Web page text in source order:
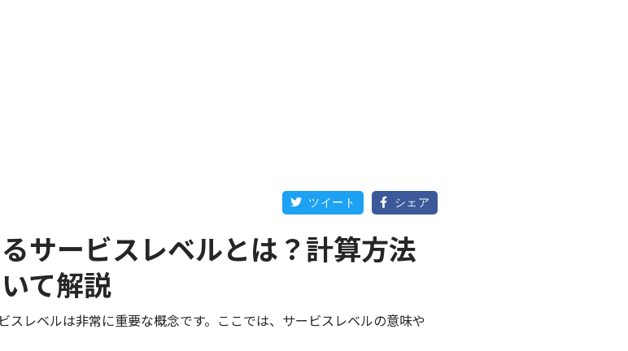
 ツイート  シェア
サービスレベルとは？計算方法
て解説
スレベルは非常に重要な概念です。ここでは、サービスレベルの意味や